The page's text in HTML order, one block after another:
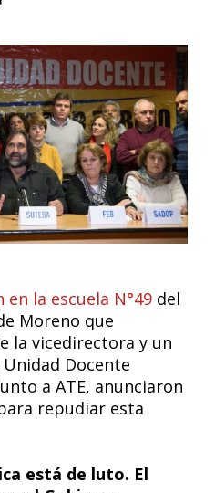
la escuela N°49 del
Moreno que
la vicedirectora y un
Docente
a ATE, anunciaron
repudiar esta
está de luto. El